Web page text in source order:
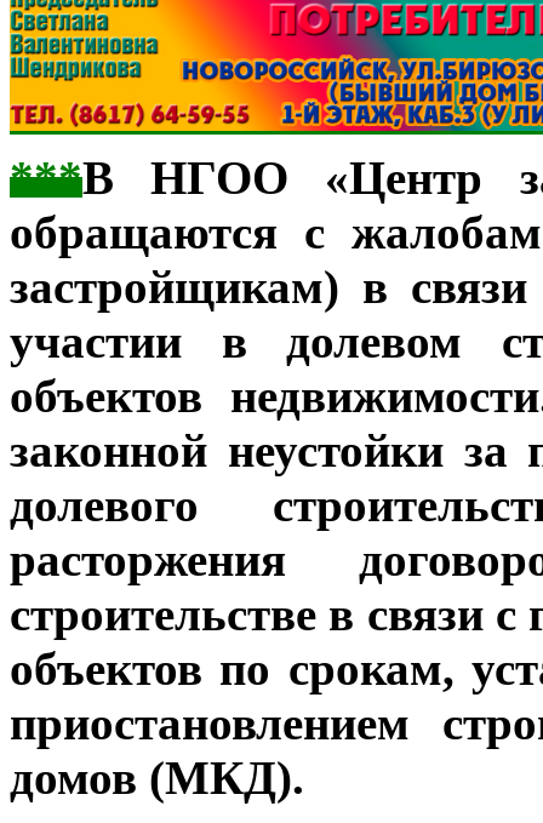
***В НГОО «Центр
обращаются с
застройщикам) в
участии в долевом
объектов
законной неустойки за
долевого
расторжения
строительстве в связи
объектов по срокам,
приостановлением
домов (МКД).